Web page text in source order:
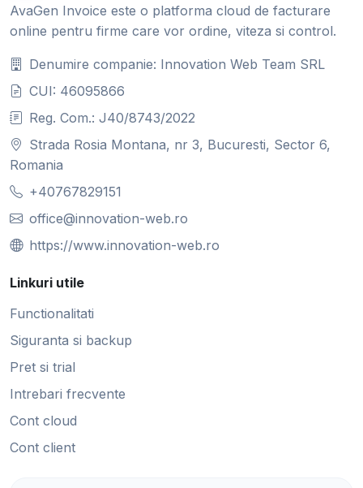
AvaGen Invoice este o platforma cloud de facturare
online pentru firme care vor ordine, viteza si control.
Denumire companie: Innovation Web Team SRL
CUI: 46095866
Reg. Com.: J40/8743/2022
Strada Rosia Montana, nr 3, Bucuresti, Sector 6,
Romania
+40767829151
office@innovation-web.ro
https://www.innovation-web.ro
Linkuri utile
Functionalitati
Siguranta si backup
Pret si trial
Intrebari frecvente
Cont cloud
Cont client